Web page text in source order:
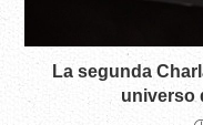
La segunda
universo